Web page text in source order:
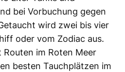
bei Vorbuchung gegen
wird zwei bis vier
oder vom Zodiac aus.
im Roten Meer
besten Tauchplätzen im